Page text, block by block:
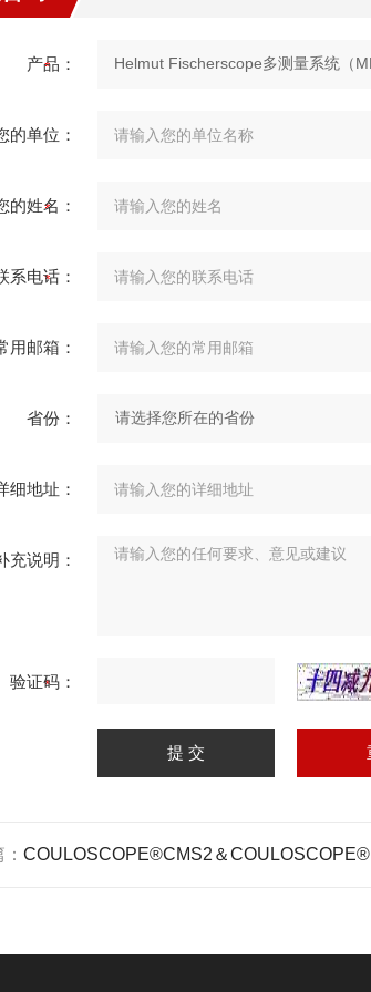
产品：
的单位：
的姓名：
系电话：
用邮箱：
省份：
细地址：
充说明：
验证码：
COULOSCOPE®CMS2＆COULOSCOPE®CMS2 STEP